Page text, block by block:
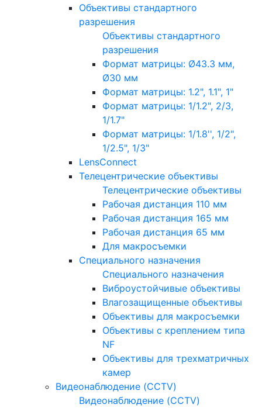
Объективы стандартного
разрешения
Объективы стандартного
разрешения
Формат матрицы: Ø43.3 мм,
Ø30 мм
Формат матрицы: 1.2", 1.1", 1"
Формат матрицы: 1/1.2", 2/3,
1/1.7"
Формат матрицы: 1/1.8'', 1/2",
1/2.5", 1/3"
LensConnect
Телецентрические объективы
Телецентрические объективы
Рабочая дистанция 110 мм
Рабочая дистанция 165 мм
Рабочая дистанция 65 мм
Для макросъемки
Специального назначения
Специального назначения
Виброустойчивые объективы
Влагозащищенные объективы
Объективы для макросъемки
Объективы с креплением типа
NF
Объективы для трехматричных
камер
Видеонаблюдение (CCTV)
Видеонаблюдение (CCTV)